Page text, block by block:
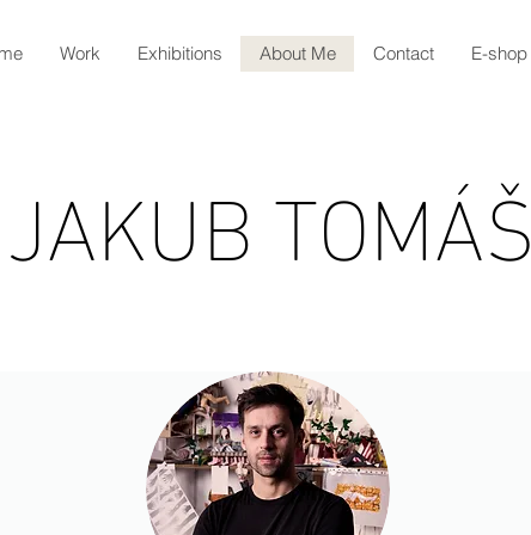
Work Exhibitions About Me Contact E-shop
JAKUB TOMÁŠ